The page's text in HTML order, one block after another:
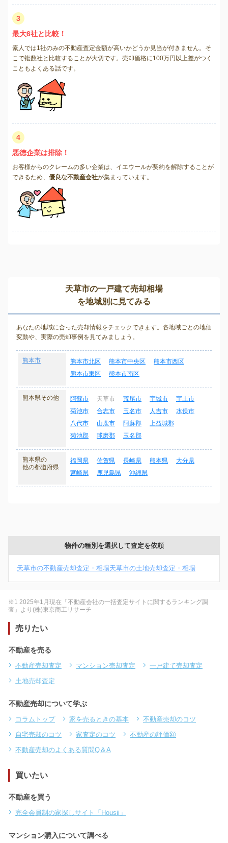
3
最大6社と比較！
素人では1社のみの不動産査定金額が高いかどうか見当が付きません。そ
こで複数社と比較することが大切です。売却価格に100万円以上差がつく
こともよくある話です。
4
悪徳企業は排除！
お客様からのクレームの多い企業は、イエウールが契約を解除することが
できるため、 優良な不動産会社が集まっています。
天草市の一戸建て売却相場
を地域別に見てみる
あなたの地域に合った売却情報をチェックできます。各地域ごとの地価
変動や、実際の売却事例を見てみましょう。
熊本市 熊本市北区 熊本市中央区
熊本市西区
熊本市東区
熊本市南区
熊本県その他 阿蘇市 天草市 荒尾市 宇城市
宇土市
菊池市
合志市 玉名市 人吉市
水俣市
八代市
山鹿市 阿蘇郡
上益城郡
菊池郡
球磨郡 玉名郡
熊本県の
他の都道府県
福岡県 佐賀県 長崎県 熊本県
大分県
宮崎県
鹿児島県 沖縄県
物件の種別を選択して査定を依頼
天草市の不動産売却査定・相場天草市の土地売却査定・相場
※1 2025年1月現在「不動産会社の一括査定サイトに関するランキング調
査」より(株)東京商工リサーチ
売りたい
不動産を売る
不動産売却査定 マンション売却査定
一戸建て売却査定
土地売却査定
不動産売却について学ぶ
コラムトップ 家を売るときの基本
不動産売却のコツ
自宅売却のコツ
家査定のコツ
不動産の評価額
不動産売却のよくある質問Q＆A
買いたい
不動産を買う
完全会員制の家探しサイト「Housii」
マンション購入について調べる